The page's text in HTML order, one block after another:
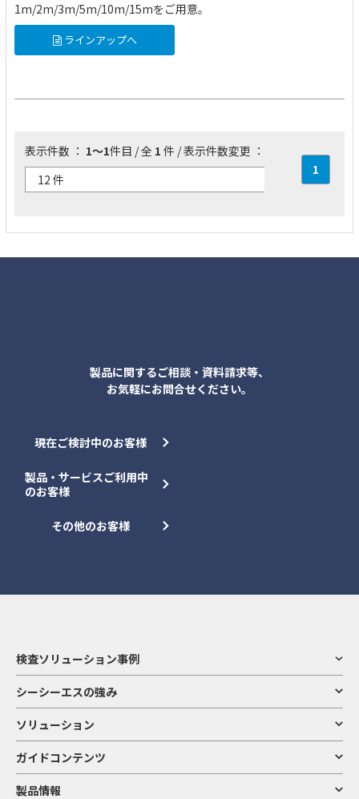
1m/2m/3m/5m/10m/15mをご用意。
ラインアップへ
表示件数 ： 1～1件目 / 全 1 件 / 表示件数変更 ：
1
製品に関するご相談・資料請求等、
お気軽にお問合せください。
現在ご検討中のお客様
製品・サービスご利用中
のお客様
その他のお客様
検査ソリューション事例
シーシーエスの強み
ソリューション
ガイドコンテンツ
製品情報